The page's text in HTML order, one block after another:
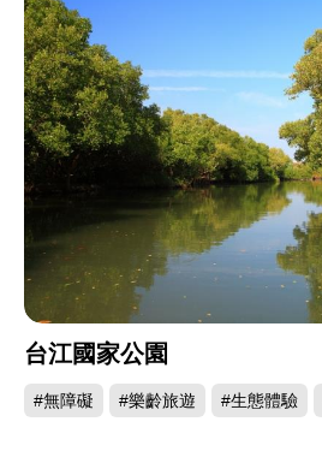
台江國家公園
#無障礙 #樂齡旅遊 #生態體驗